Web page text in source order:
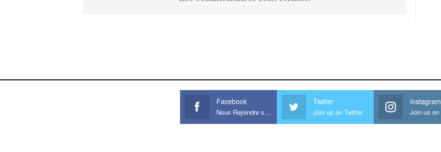
Facebook
Nous Rejoindre sur Facebook
Twitter
Join us on Twitter
Instagram